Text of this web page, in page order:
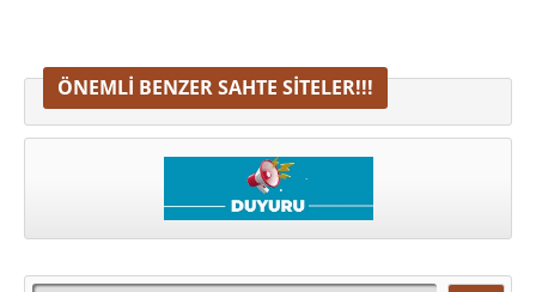
ÖNEMLI BENZER SAHTE SITELER!!!